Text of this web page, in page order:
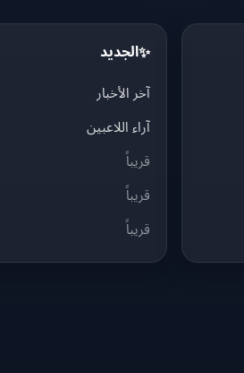
✨الجديد
آخر الأخبار
آراء اللاعبين
قريباً
قريباً
قريباً